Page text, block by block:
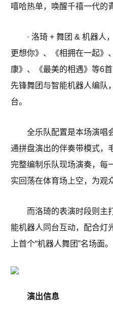
嘻哈热单，唤醒千禧一代的
· 洛琦 + 舞团 & 机器人
更想你》、《相拥在一起》
康》、《最美的相遇》等6
先锋舞团与智能机器人编队
台。
全乐队配置是本场演唱
通拼盘演出的伴奏带模式，
完整编制乐队现场演奏，每
实回荡在体育场上空，为观
而洛琦的表演时段则
能机器人同台互动，配合灯
上首个“机器人舞团”名场面。
演出信息